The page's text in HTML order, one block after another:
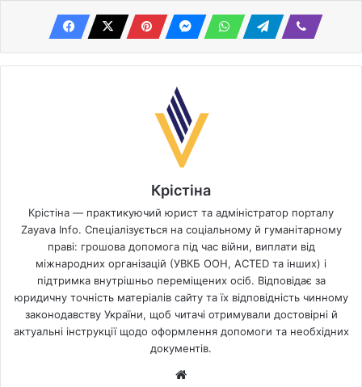
Крістіна
Крістіна — практикуючий юрист та адміністратор порталу
Zayava Info. Спеціалізується на соціальному й гуманітарному
праві: грошова допомога під час війни, виплати від
міжнародних організацій (УВКБ ООН, ACTED та інших) і
підтримка внутрішньо переміщених осіб. Відповідає за
юридичну точність матеріалів сайту та їх відповідність чинному
законодавству України, щоб читачі отримували достовірні й
актуальні інструкції щодо оформлення допомоги та необхідних
документів.